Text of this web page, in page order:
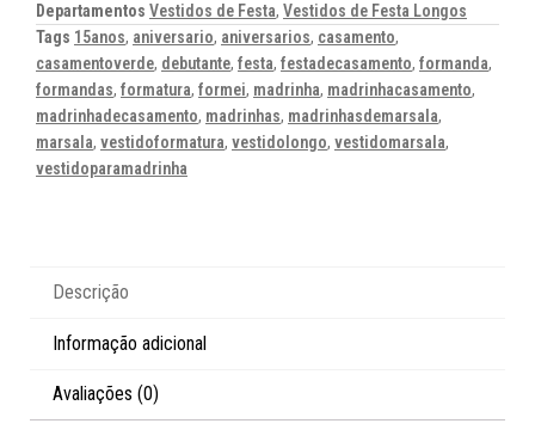
Departamentos Vestidos de Festa, Vestidos de Festa Longos
Tags 15anos, aniversario, aniversarios, casamento,
casamentoverde, debutante, festa, festadecasamento, formanda,
formandas, formatura, formei, madrinha, madrinhacasamento,
madrinhadecasamento, madrinhas, madrinhasdemarsala,
marsala, vestidoformatura, vestidolongo, vestidomarsala,
vestidoparamadrinha
Descrição
Informação adicional
Avaliações (0)